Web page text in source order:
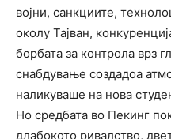
војни, санкциите,
околу Тајван,
борбата за контрола врз
снабдување создадоа
наликуваше на нова
Но средбата во Пекинг
длабокото ривалство,